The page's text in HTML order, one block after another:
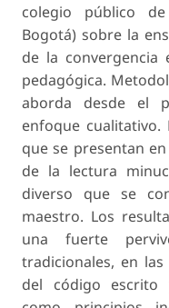
colegio público
Bogotá) sobre la
de la
pedagógica.
aborda desde el
enfoque cualitativo.
que se presentan
de la lectura
diverso que se
maestro. Los
una fuerte
tradicionales, en
del código escrito